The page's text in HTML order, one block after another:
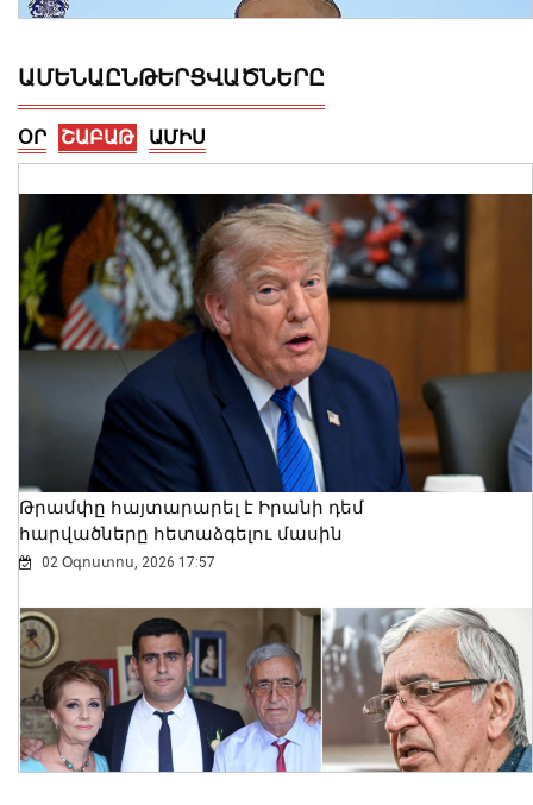
Ալեքսանդրա Քոուլը շարունակում է
բացահայտել Հայաստանը․ Մեծ
Բրիտանիայի դեսպանը հայերեն է
խոսում․ տեսանյութ
06 Օգոստոս, 2026 23:30
ԱՄԵՆԱԸՆԹԵՐՑՎԱԾՆԵՐԸ
ՕՐ ՇԱԲԱԹ ԱՄԻՍ
Թրամփը հայտարարել է Իրանի դեմ
հարվածները հետաձգելու մասին
02 Օգոստոս, 2026 17:57